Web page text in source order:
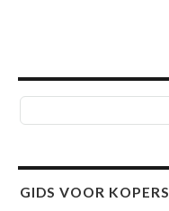
GIDS VOOR KOPERS